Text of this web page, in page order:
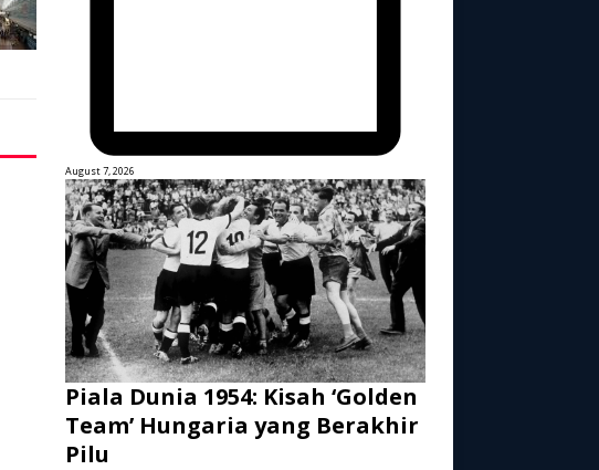
August 7, 2026
Piala Dunia 1954: Kisah ‘Golden
Team’ Hungaria yang Berakhir
Pilu